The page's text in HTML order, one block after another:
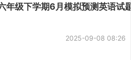
级下学期6月模拟预测英语试题
2025-09-08 08:26